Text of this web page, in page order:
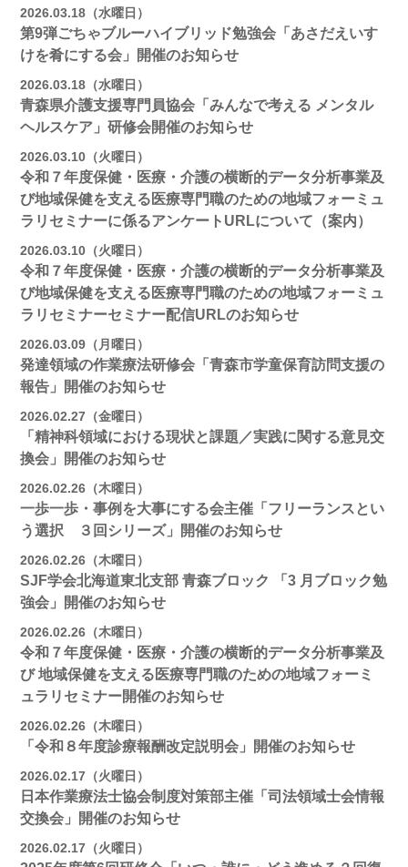
2026.03.18（水曜日）
第9弾ごちゃブルーハイブリッド勉強会「あさだえいす
けを肴にする会」開催のお知らせ
2026.03.18（水曜日）
青森県介護支援専門員協会「みんなで考える メンタル
ヘルスケア」研修会開催のお知らせ
2026.03.10（火曜日）
令和７年度保健・医療・介護の横断的データ分析事業及
び地域保健を支える医療専門職のための地域フォーミュ
ラリセミナーに係るアンケートURLについて（案内）
2026.03.10（火曜日）
令和７年度保健・医療・介護の横断的データ分析事業及
び地域保健を支える医療専門職のための地域フォーミュ
ラリセミナーセミナー配信URLのお知らせ
2026.03.09（月曜日）
発達領域の作業療法研修会「青森市学童保育訪問支援の
報告」開催のお知らせ
2026.02.27（金曜日）
「精神科領域における現状と課題／実践に関する意見交
換会」開催のお知らせ
2026.02.26（木曜日）
一歩一歩・事例を大事にする会主催「フリーランスとい
う選択 ３回シリーズ」開催のお知らせ
2026.02.26（木曜日）
SJF学会北海道東北支部 ⻘森ブロック 「3 月ブロック勉
強会」開催のお知らせ
2026.02.26（木曜日）
令和７年度保健・医療・介護の横断的データ分析事業及
び 地域保健を支える医療専門職のための地域フォーミ
ュラリセミナー開催のお知らせ
2026.02.26（木曜日）
「令和８年度診療報酬改定説明会」開催のお知らせ
2026.02.17（火曜日）
日本作業療法士協会制度対策部主催「司法領域士会情報
交換会」開催のお知らせ
2026.02.17（火曜日）